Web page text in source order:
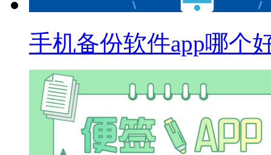
手机备份软件app哪个